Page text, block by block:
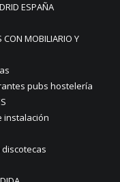
ESPAÑA
CON MOBILIARIO Y
pubs hostelería
instalación